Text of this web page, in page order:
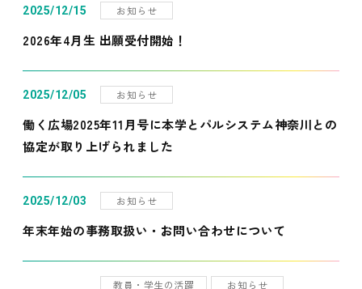
2025/12/15 お知らせ
2026年4月生 出願受付開始！
2025/12/05 お知らせ
働く広場2025年11月号に本学とパルシステム神奈川との
協定が取り上げられました
2025/12/03 お知らせ
年末年始の事務取扱い・お問い合わせについて
教員・学生の活躍 お知らせ